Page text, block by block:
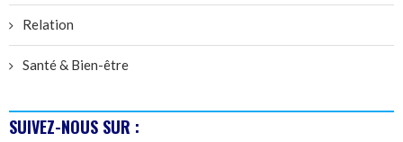
Relation
Santé & Bien-être
SUIVEZ-NOUS SUR :